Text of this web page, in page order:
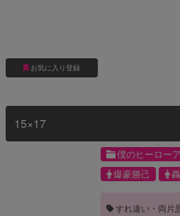
お気に入り登録
15×17
僕のヒーロー
爆豪勝己
すれ違い・両片